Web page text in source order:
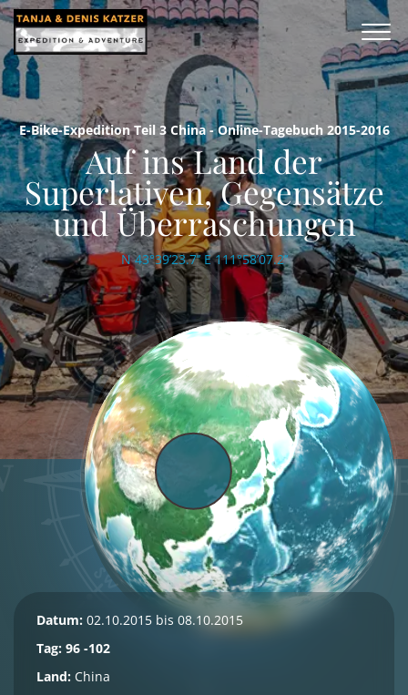
E-Bike-Expedition Teil 3 China - Online-Tagebuch 2015-2016
Auf ins Land der
Superlativen, Gegensätze
und Überraschungen
N 43°39’23.7’’ E 111°58’07.2’’
Datum: 02.10.2015 bis 08.10.2015
Tag: 96 -102
Land: China